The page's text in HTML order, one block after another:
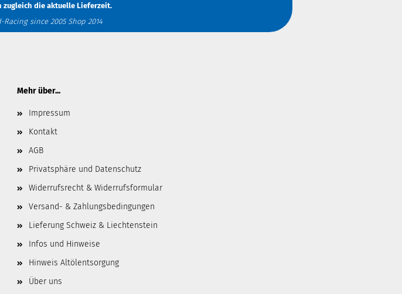
zugleich die aktuelle Lieferzeit.
since 2005 Shop 2014
Mehr über...
Impressum
Kontakt
AGB
Privatsphäre und Datenschutz
Widerrufsrecht & Widerrufsformular
Versand- & Zahlungsbedingungen
Lieferung Schweiz & Liechtenstein
Infos und Hinweise
Hinweis Altölentsorgung
Über uns